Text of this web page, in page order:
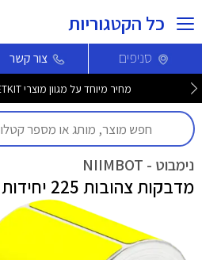
כל הקטגוריות
סניפים צור קשר
מחיר מיוחד על מגוון מוצרי PETKIT לחברי מועדון >>
נימבוט - NIIMBOT
מדבקות צהובות 225 יחידות 50x30 מ"מ